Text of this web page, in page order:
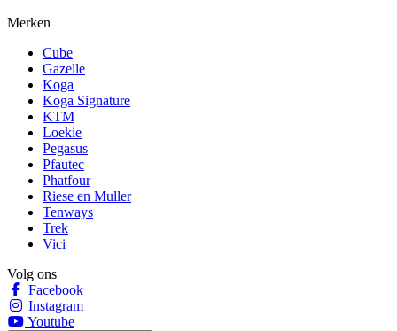
Merken
Cube
Gazelle
Koga
Koga Signature
KTM
Loekie
Pegasus
Pfautec
Phatfour
Riese en Muller
Tenways
Trek
Vici
Volg ons
Facebook
Instagram
Youtube